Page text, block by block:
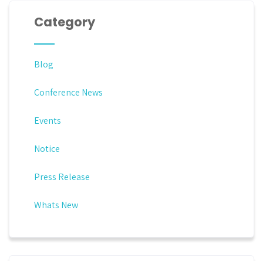
Category
Blog
Conference News
Events
Notice
Press Release
Whats New